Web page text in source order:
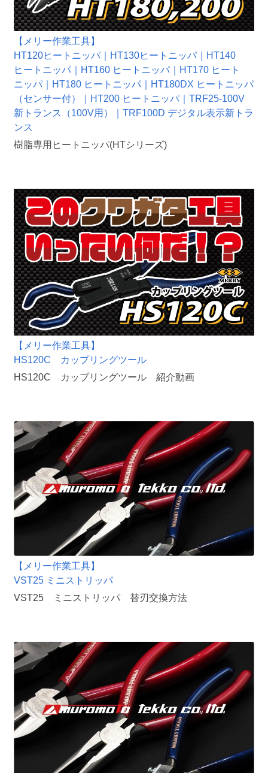
【メリー作業工具】
HT120ヒートニッパ｜HT130ヒートニッパ｜HT140
ヒートニッパ｜HT160 ヒートニッパ｜HT170 ヒート
ニッパ｜HT180 ヒートニッパ｜HT180DX ヒートニッパ
（センサー付）｜HT200 ヒートニッパ｜TRF25-100V
新トランス（100V用）｜TRF100D デジタル表示新トラ
ンス
樹脂専用ヒートニッパ(HTシリーズ)
【メリー作業工具】
HS120C カップリングツール
HS120C カップリングツール 紹介動画
【メリー作業工具】
VST25 ミニストリッパ
VST25 ミニストリッパ 替刃交換方法